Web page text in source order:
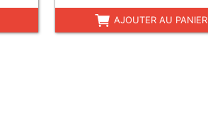
AJOUTER AU PANIER